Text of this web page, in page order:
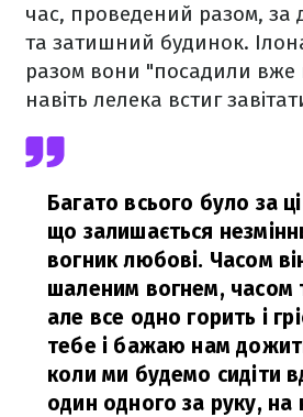
час, проведений разом, за
та затишний будинок.
разом вони "посадили вже
навіть лелека встиг
Багато всього було за
що залишається
вогник любові. Часом
шаленим вогнем, часом
але все одно горить і
тебе і бажаю нам
коли ми будемо сидіти
один одного за руку, на